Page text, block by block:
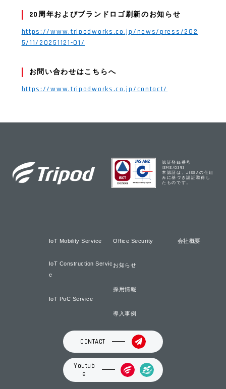
20周年およびブランドロゴ刷新のお知らせ
https://www.tripodworks.co.jp/news/press/202
5/11/20251121-01/
お問い合わせはこちらへ
https://www.tripodworks.co.jp/contact/
認証登録番号
ISMS/0393
本認証は、JISSAの仕組
みに基づき認証取得し
たものです。
IoT Mobility Service
IoT Construction Servic
e
IoT PoC Service
Office Security
お知らせ
採用情報
導入事例
会社概要
CONTACT
Youtub
e